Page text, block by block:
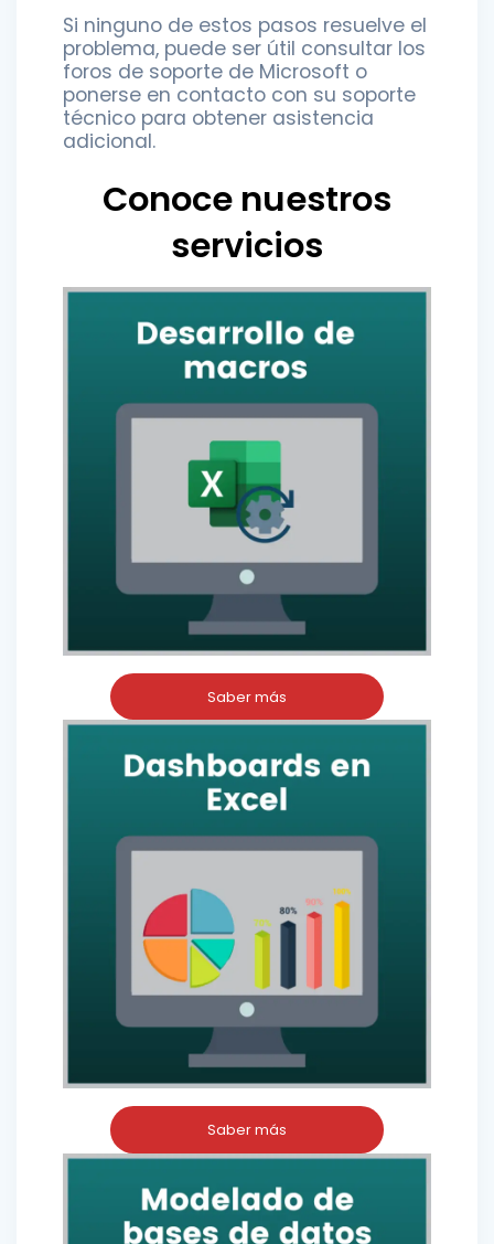
Si ninguno de estos pasos resuelve el
problema, puede ser útil consultar los
foros de soporte de Microsoft o
ponerse en contacto con su soporte
técnico para obtener asistencia
adicional.
Conoce nuestros
servicios
Saber más
Saber más